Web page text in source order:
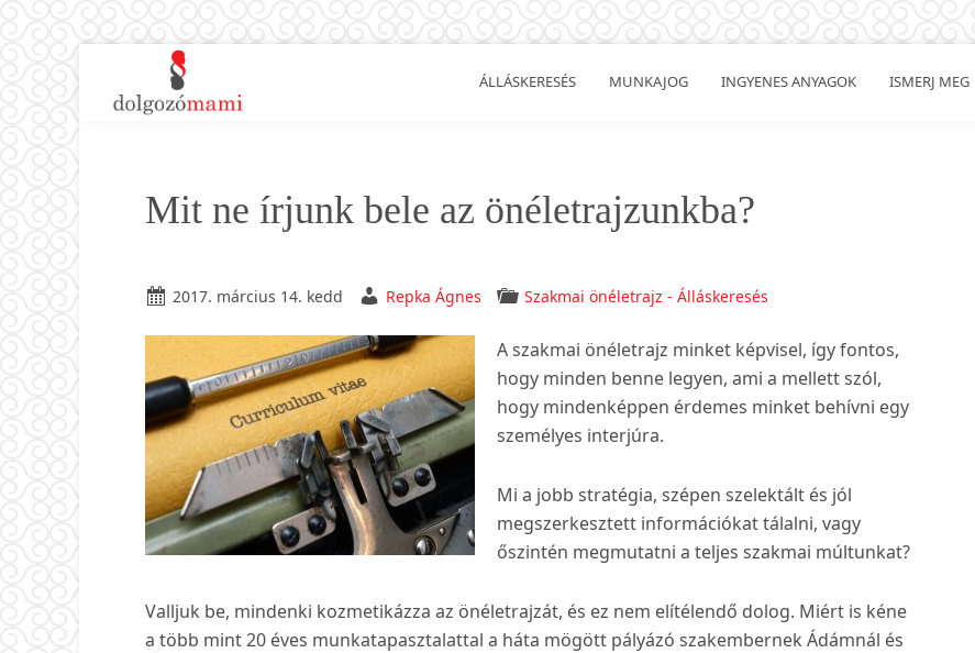
elsődleges
main
elsődleges
lábléchezDolgozó
álláskeresési
anyukáknak
ÁLLÁSKERESÉS MUNKAJOG INGYENES ANYAGOK ISMERJ MEG
Mit ne írjunk bele az önéletrajzunkba?
2017. március 14. kedd Repka Ágnes Szakmai önéletrajz - Álláskeresés
A szakmai önéletrajz minket képvisel, így fontos,
hogy minden benne legyen, ami a mellett szól,
hogy mindenképpen érdemes minket behívni egy
személyes interjúra.
Mi a jobb stratégia, szépen szelektált és jól
megszerkesztett információkat tálalni, vagy
őszintén megmutatni a teljes szakmai múltunkat?
Valljuk be, mindenki kozmetikázza az önéletrajzát, és ez nem elítélendő dolog. Miért is kéne
a több mint 20 éves munkatapasztalattal a háta mögött pályázó szakembernek Ádámnál és